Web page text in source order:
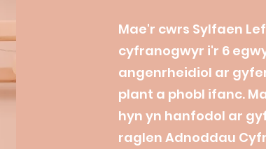
Mae'r cwrs Sylfaen
cyfranogwyr i'r 6
angenrheidiol ar
plant a phobl ifanc.
hyn yn hanfodol ar
raglen Adnoddau